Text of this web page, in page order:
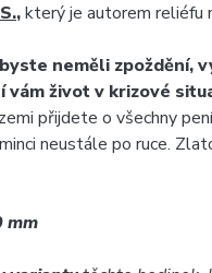
,který je autorem reliéfu
neměli zpoždění,
život v krizové
přijdete o všechny
neustále po ruce.
mm